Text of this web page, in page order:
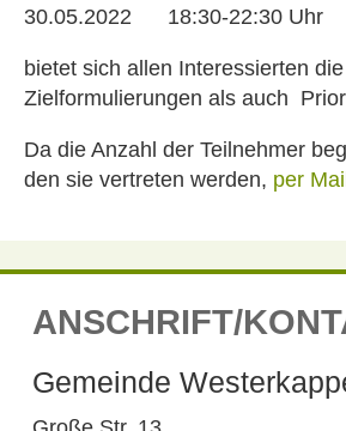
30.05.2022 18:30-22:30 Uhr
bietet sich allen Interessierten
Zielformulierungen als auch
Da die Anzahl der Teilnehmer
den sie vertreten werden, per
ANSCHRIFT/
Gemeinde